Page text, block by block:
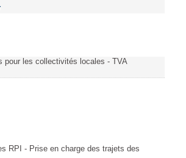
pour les collectivités locales - TVA
RPI - Prise en charge des trajets des